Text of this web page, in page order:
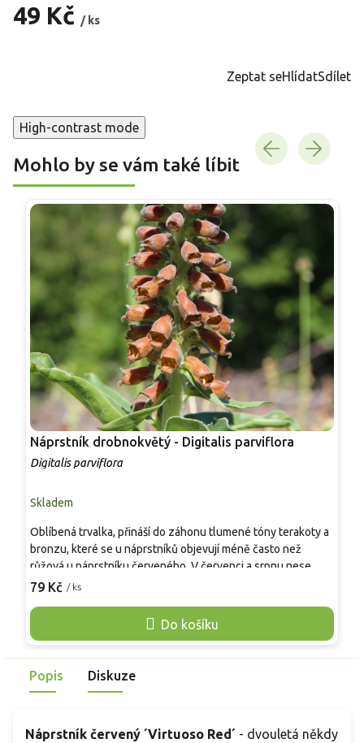
49 Kč / ks
Zeptat seHlídatSdílet
High-contrast mode
Mohlo by se vám také líbit
Náprstník drobnokvětý - Digitalis parviflora
Digitalis parviflora
Skladem
79 Kč / ks
Do košíku
Oblíbená trvalka, přináší do záhonu tlumené tóny terakoty a
bronzu, které se u náprstníků objevují méně často než
růžová u náprstníku červeného. V červenci a srpnu nese
husté, úzké klasy drobných květů a drží štíhlý, přitom pevný
šalvějím i k okrajům keřů. Nejlépe prosperuje na slunci až v
polostínu v propustné, humózní půdě, snáší i mírně sušší
se uplatní i ve váze. Oproti velkokvětým náprstníkům se
často chová vytrvaleji a rok od roku sílí.
Popis Diskuze
Náprstník červený ´Virtuoso Red´ - dvouletá někdy